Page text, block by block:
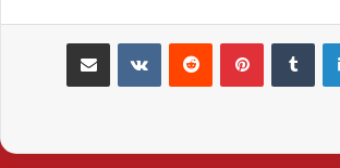
لينكدإن بينتيريست مشاركة عبر البريد